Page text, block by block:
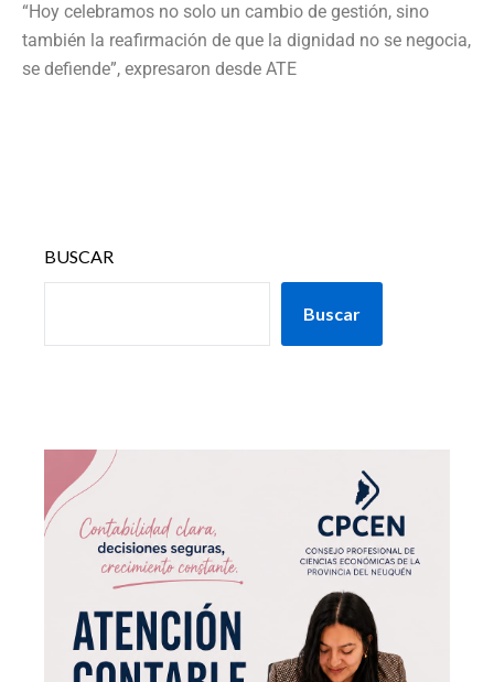
“Hoy celebramos no solo un cambio de gestión, sino
también la reafirmación de que la dignidad no se negocia,
se defiende”, expresaron desde ATE
BUSCAR
Buscar